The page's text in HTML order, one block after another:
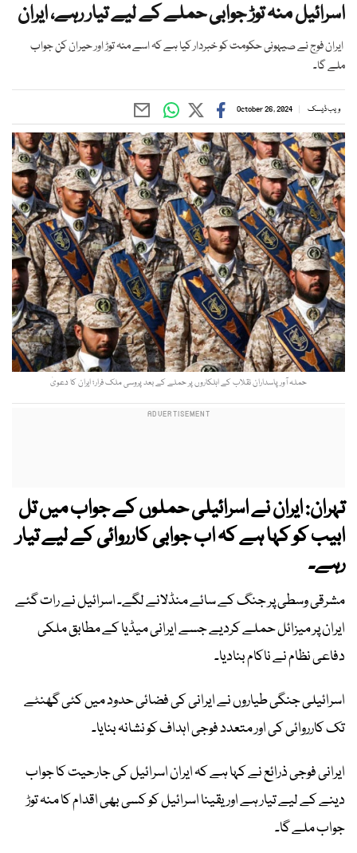
اسرائیل منہ توڑ جوابی حملے کے لیے تیار رہے، ایران
ایران فوج نے صیہونی حکومت کو خبردار کیا ہے کہ اسے منہ توڑ اور حیران کن جواب
ملے گا۔
ویب ڈیسک October 26, 2024
حملہ آور پاسداران نقلاب کے اہلکاروں پر حملے کے بعد پروسی ملک فرار؛ ایران کا دعویٰ
تہران: ایران نے اسرائیلی حملوں کے جواب میں تل
ابیب کو کہا ہے کہ اب جوابی کارروائی کے لیے تیار
رہے۔
مشرقی وسطی پر جنگ کے سائے منڈلانے لگے۔ اسرائیل نے رات گئے
ایران پر میزائل حملے کردیے جسے ایرانی میڈیا کے مطابق ملکی
دفاعی نظام نے ناکام بنادیا۔
اسرائیلی جنگی طیاروں نے ایرانی کی فضائی حدود میں کئی گھنٹے
تک کارروائی کی اور متعدد فوجی اہداف کو نشانہ بنایا۔
ایرانی فوجی ذرائع نے کہا ہے کہ ایران اسرائیل کی جارحیت کا جواب
دینے کے لیے تیار ہے اور یقینا اسرائیل کو کسی بھی اقدام کا منہ توڑ
جواب ملے گا۔